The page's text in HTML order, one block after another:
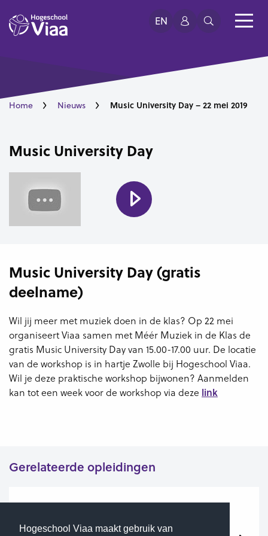
Hogeschool Viaa maakt gebruik van
EN
Home Nieuws Music University Day – 22 mei 2019
Music University Day
Music University Day (gratis
deelname)
Wil jij meer met muziek doen in de klas? Op 22 mei
organiseert Viaa samen met Méér Muziek in de Klas de
gratis Music University Day van 15.00-17.00 uur. De locatie
van de workshop is in hartje Zwolle bij Hogeschool Viaa.
Wil je deze praktische workshop bijwonen? Aanmelden
kan tot een week voor de workshop via deze link
Gerelateerde opleidingen
Pabo